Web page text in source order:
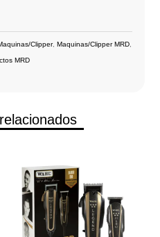
Clipper, Maquinas/Clipper MRD,
MRD